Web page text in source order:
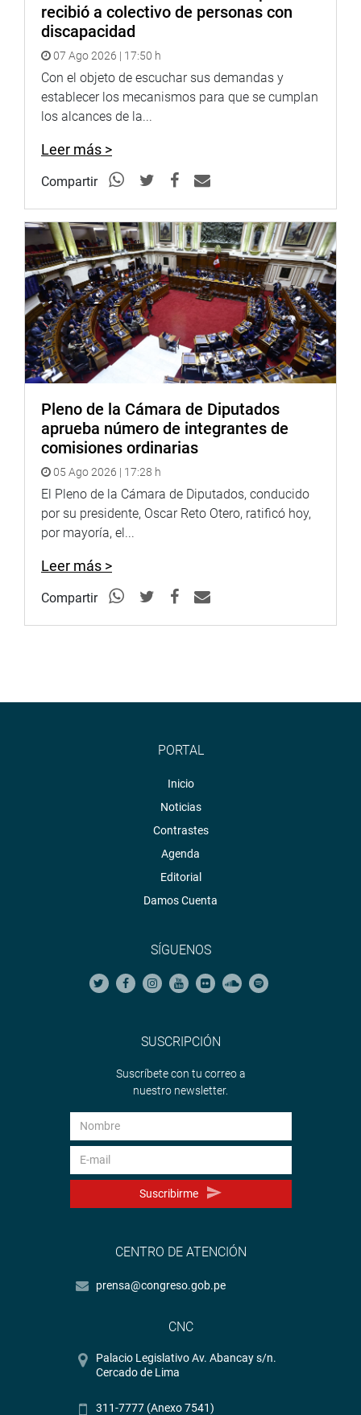
recibió a colectivo de personas con
discapacidad
07 Ago 2026 | 17:50 h
Con el objeto de escuchar sus demandas y
establecer los mecanismos para que se cumplan
los alcances de la...
Leer más >
Compartir
Pleno de la Cámara de Diputados
aprueba número de integrantes de
comisiones ordinarias
05 Ago 2026 | 17:28 h
El Pleno de la Cámara de Diputados, conducido
por su presidente, Oscar Reto Otero, ratificó hoy,
por mayoría, el...
Leer más >
Compartir
PORTAL
Inicio
Noticias
Contrastes
Agenda
Editorial
Damos Cuenta
SÍGUENOS
SUSCRIPCIÓN
Suscríbete con tu correo a
nuestro newsletter.
Suscribirme
CENTRO DE ATENCIÓN
prensa@congreso.gob.pe
CNC
Palacio Legislativo Av. Abancay s/n.
Cercado de Lima
311-7777 (Anexo 7541)